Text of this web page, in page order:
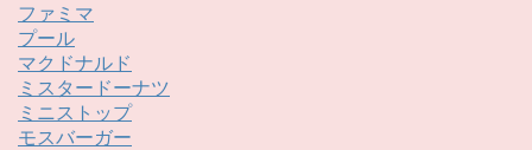
ファミマ
プール
マクドナルド
ミスタードーナツ
ミニストップ
モスバーガー